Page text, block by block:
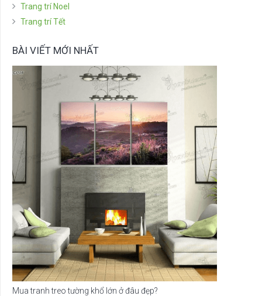
Trang trí Noel
Trang trí Tết
BÀI VIẾT MỚI NHẤT
Mua tranh treo tường khổ lớn ở đâu đẹp?